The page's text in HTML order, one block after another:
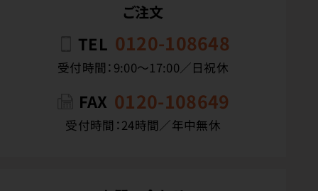
ご注文
TEL 0120-108648
受付時間：9:00〜17:00／日祝休
FAX 0120-108649
受付時間：24時間／年中無休